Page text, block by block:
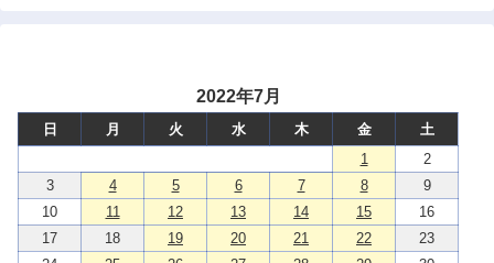
2022年7月
日 月 火 水 木 金
土
1
2
3
4 5 6 7 8
9
10
11 12 13 14 15
16
17
18 19 20 21 22
23